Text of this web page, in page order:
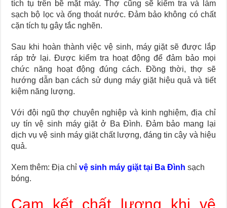
tích tụ trên bề mặt máy. Thợ cũng sẽ kiểm tra và làm
sạch bộ lọc và ống thoát nước. Đảm bảo không có chất
cặn tích tụ gây tắc nghẽn.
Sau khi hoàn thành việc vệ sinh, máy giặt sẽ được lắp
ráp trở lại. Được kiểm tra hoạt động để đảm bảo mọi
chức năng hoạt động đúng cách. Đồng thời, thợ sẽ
hướng dẫn bạn cách sử dụng máy giặt hiệu quả và tiết
kiệm năng lượng.
Với đội ngũ thợ chuyên nghiệp và kinh nghiệm, địa chỉ
uy tín vệ sinh máy giặt ở Ba Đình. Đảm bảo mang lại
dịch vụ vệ sinh máy giặt chất lượng, đáng tin cậy và hiệu
quả.
Xem thêm: Địa chỉvệ sinh máy giặt tại Ba Đình sạch
bóng.
Cam kết chất lượng khi vệ